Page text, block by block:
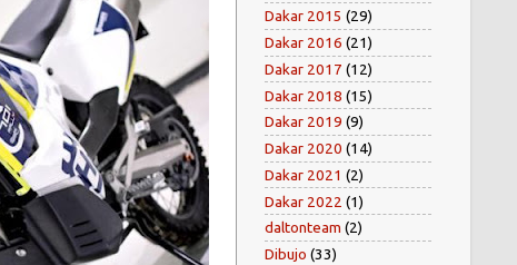
Dakar 2015 (29)
Dakar 2016 (21)
Dakar 2017 (12)
Dakar 2018 (15)
Dakar 2019 (9)
Dakar 2020 (14)
Dakar 2021 (2)
Dakar 2022 (1)
daltonteam (2)
Dibujo (33)